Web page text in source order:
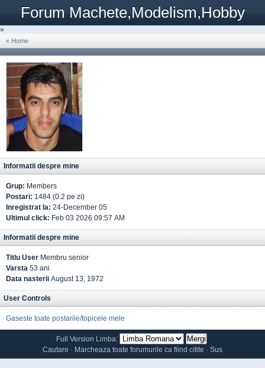
Forum Machete,Modelism,Hobby
»
« Home
Informatii despre mine
Grup: Members
Postari: 1484 (0.2 pe zi)
Inregistrat la: 24-December 05
Ultimul click: Feb 03 2026 09:57 AM
Informatii despre mine
Titlu User Membru senior
Varsta 53 ani
Data nasterii August 13, 1972
User Controls
Gaseste toate postarile/topicele mele
Full Version Limba:
Cautare · Marcheaza toate forumurile ca fiind citite · Sus